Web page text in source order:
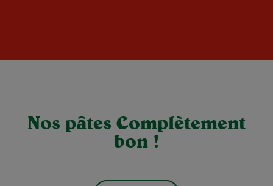
Nos pâtes Complètement
bon !